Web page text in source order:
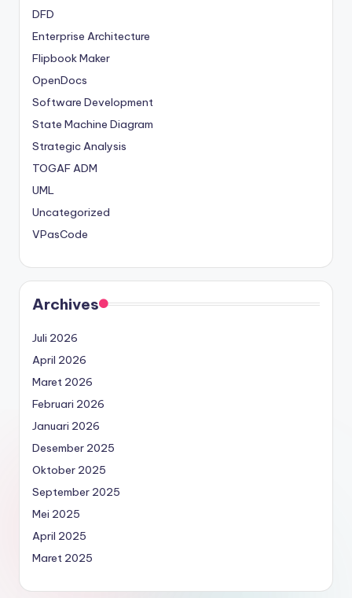
DFD
Enterprise Architecture
Flipbook Maker
OpenDocs
Software Development
State Machine Diagram
Strategic Analysis
TOGAF ADM
UML
Uncategorized
VPasCode
Archives
Juli 2026
April 2026
Maret 2026
Februari 2026
Januari 2026
Desember 2025
Oktober 2025
September 2025
Mei 2025
April 2025
Maret 2025